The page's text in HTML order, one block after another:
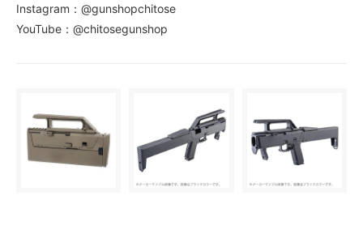
Instagram：@gunshopchitose
YouTube：@chitosegunshop